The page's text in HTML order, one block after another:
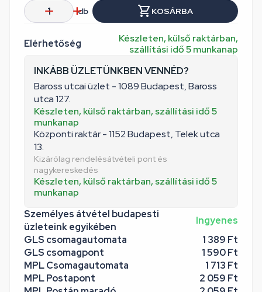
Elérhetőség
Készleten, külső raktárban,
szállítási idő 5 munkanap
INKÁBB ÜZLETÜNKBEN VENNÉD?
Baross utcai üzlet - 1089 Budapest, Baross
utca 127.
Készleten, külső raktárban, szállítási idő 5
munkanap
Központi raktár - 1152 Budapest, Telek utca
13.
Kizárólag rendelésátvételi pont és
nagykereskedés
Készleten, külső raktárban, szállítási idő 5
munkanap
Személyes átvétel budapesti
üzleteink egyikében
Ingyenes
GLS csomagautomata
1 389 Ft
GLS csomagpont
1 590 Ft
MPL Csomagautomata
1 713 Ft
MPL Postapont
2 059 Ft
db
KOSÁRBA